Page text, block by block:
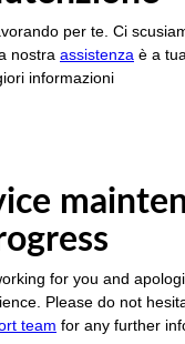
per te. Ci
nostra assistenza è a
informazioni
for you and
Please do not
team for any further